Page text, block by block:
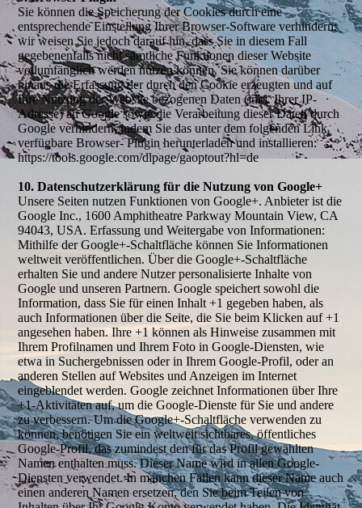
Sie können die Speicherung der Cookies durch eine
entsprechende Einstellung Ihrer Browser-Software verhindern;
wir weisen Sie jedoch darauf hin, dass Sie in diesem Fall
gegebenenfalls nicht sämtliche Funktionen dieser Website
vollumfänglich werden nutzen können. Sie können darüber
hinaus die Erfassung der durch den Cookie erzeugten und auf
Ihre Nutzung der Website bezogenen Daten (inkl. Ihrer IP-
Adresse) an Google sowie die Verarbeitung dieser Daten durch
Google verhindern, indem Sie das unter dem folgenden Link
verfügbare Browser- Plugin herunterladen und installieren:
https://tools.google.com/dlpage/gaoptout?hl=de
10. Datenschutzerklärung für die Nutzung von Google+
Unsere Seiten nutzen Funktionen von Google+. Anbieter ist die
Google Inc., 1600 Amphitheatre Parkway Mountain View, CA
94043, USA. Erfassung und Weitergabe von Informationen:
Mithilfe der Google+-Schaltfläche können Sie Informationen
weltweit veröffentlichen. Über die Google+-Schaltfläche
erhalten Sie und andere Nutzer personalisierte Inhalte von
Google und unseren Partnern. Google speichert sowohl die
Information, dass Sie für einen Inhalt +1 gegeben haben, als
auch Informationen über die Seite, die Sie beim Klicken auf +1
angesehen haben. Ihre +1 können als Hinweise zusammen mit
Ihrem Profilnamen und Ihrem Foto in Google-Diensten, wie
etwa in Suchergebnissen oder in Ihrem Google-Profil, oder an
anderen Stellen auf Websites und Anzeigen im Internet
eingeblendet werden. Google zeichnet Informationen über Ihre
+1-Aktivitäten auf, um die Google-Dienste für Sie und andere
zu verbessern. Um die Google+-Schaltfläche verwenden zu
können, benötigen Sie ein weltweit sichtbares, öffentliches
Google-Profil, das zumindest den für das Profil gewählten
Namen enthalten muss. Dieser Name wird in allen Google-
Diensten verwendet. In manchen Fällen kann dieser Name auch
einen anderen Namen ersetzen, den Sie beim Teilen von